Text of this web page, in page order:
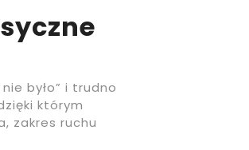
było” i trudno
którym
zakres ruchu